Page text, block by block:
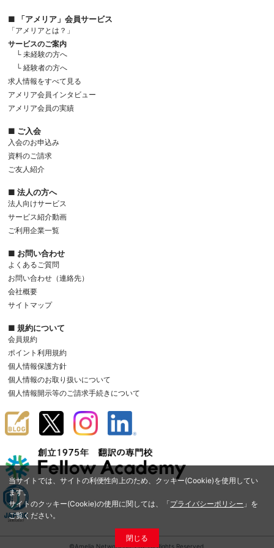
当サイトでは、サイトの利便性向上のため、クッキー(Cookie)を使用してい
ます。
サイトのクッキー(Cookie)の使用に関しては、「プライバシーポリシー 」を
ご覧ください。
閉じる
■ 「アメリア」会員サービス
「アメリアとは？」
サービスのご案内
└ 未経験の方へ
└ 経験者の方へ
求人情報をすべて見る
アメリア会員インタビュー
アメリア会員の実績
■ ご入会
入会のお申込み
資料のご請求
ご友人紹介
■ 法人の方へ
法人向けサービス
サービス紹介動画
ご利用企業一覧
■ お問い合わせ
よくあるご質問
お問い合わせ（連絡先）
会社概要
サイトマップ
■ 規約について
会員規約
ポイント利用規約
個人情報保護方針
個人情報のお取り扱いについて
個人情報開示等のご請求手続きについて
©Amelia Network Co.,Ltd. All Rights Reserved.